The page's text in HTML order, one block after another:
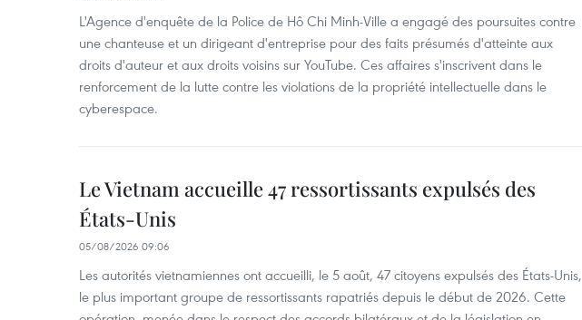
L'Agence d'enquête de la Police de Hô Chi Minh-Ville a engagé des poursuites contre
une chanteuse et un dirigeant d'entreprise pour des faits présumés d'atteinte aux
droits d'auteur et aux droits voisins sur YouTube. Ces affaires s'inscrivent dans le
renforcement de la lutte contre les violations de la propriété intellectuelle dans le
cyberespace.
Le Vietnam accueille 47 ressortissants expulsés des
États-Unis
05/08/2026 09:06
Les autorités vietnamiennes ont accueilli, le 5 août, 47 citoyens expulsés des États-Unis,
le plus important groupe de ressortissants rapatriés depuis le début de 2026. Cette